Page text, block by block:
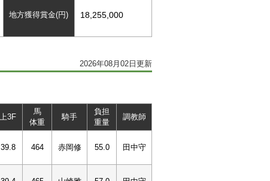
地方獲得賞金(円) 18,255,000
2026年08月02日更新
上3F
馬
体重
騎手
負担
重量
調教師
39.8 464 赤岡修 55.0 田中守